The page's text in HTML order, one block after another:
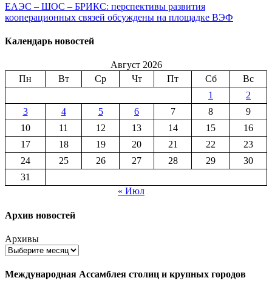
ЕАЭС – ШОС – БРИКС: перспективы развития
кооперационных связей обсуждены на площадке ВЭФ
Календарь новостей
Август 2026
Пн
Вт Ср Чт Пт Сб
Вс
1
2
3
4 5 6 7 8
9
10
11 12 13 14 15
16
17
18 19 20 21 22
23
24
25 26 27 28 29
30
31
« Июл
Архив новостей
Архивы
Международная Ассамблея столиц и крупных городов